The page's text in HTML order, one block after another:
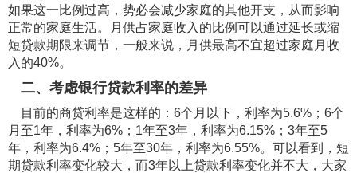
如果这一比例过高，势必会减少家庭的其他开支，从而影响
正常的家庭生活。月供占家庭收入的比例可以通过延长或缩
短贷款期限来调节，一般来说，月供最高不宜超过家庭月收
入的40%。
二、考虑银行贷款利率的差异
目前的商贷利率是这样的：6个月以下，利率为5.6%；6个
月至1年，利率为6%；1年至3年，利率为6.15%；3年至5
年，利率为6.4%；5年至30年，利率为6.55%。可以看到，短
期贷款利率变化较大，而3年以上贷款利率变化并不大，大家